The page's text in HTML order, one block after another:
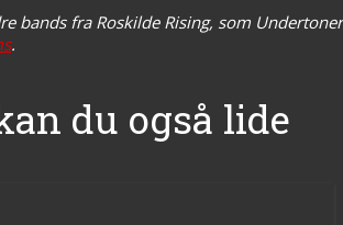
bands fra Roskilde Rising, som
.
du også lide